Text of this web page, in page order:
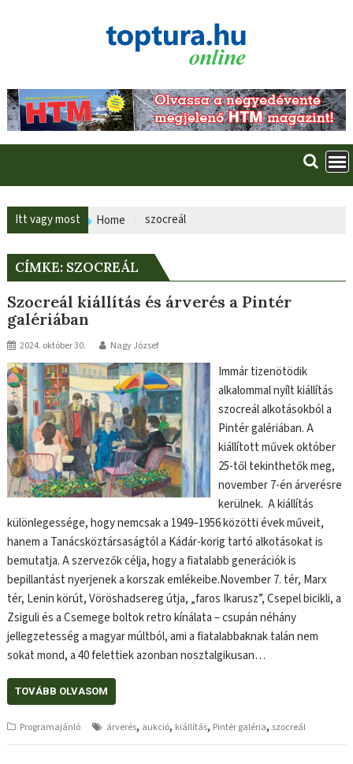
Itt vagy most Home szocreál
CÍMKE: SZOCREÁL
Szocreál kiállítás és árverés a Pintér
galériában
2024. október 30. Nagy József
Immár tizenötödik
alkalommal nyílt kiállítás
szocreál alkotásokból a
Pintér galériában. A
kiállított művek október
25-től tekinthetők meg,
november 7-én árverésre
kerülnek. A kiállítás
különlegessége, hogy nemcsak a 1949–1956 közötti évek műveit,
hanem a Tanácsköztársaságtól a Kádár-korig tartó alkotásokat is
bemutatja. A szervezők célja, hogy a fiatalabb generációk is
bepillantást nyerjenek a korszak emlékeibe.November 7. tér, Marx
tér, Lenin körút, Vöröshadsereg útja, „faros Ikarusz”, Csepel bicikli, a
Zsiguli és a Csemege boltok retro kínálata – csupán néhány
jellegzetesség a magyar múltból, ami a fiatalabbaknak talán nem
sokat mond, a 40 felettiek azonban nosztalgikusan…
TOVÁBB OLVASOM
Programajánló árverés, aukció, kiállítás, Pintér galéria, szocreál